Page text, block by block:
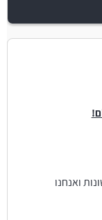
ב100 מדינות שונות ואנחנו